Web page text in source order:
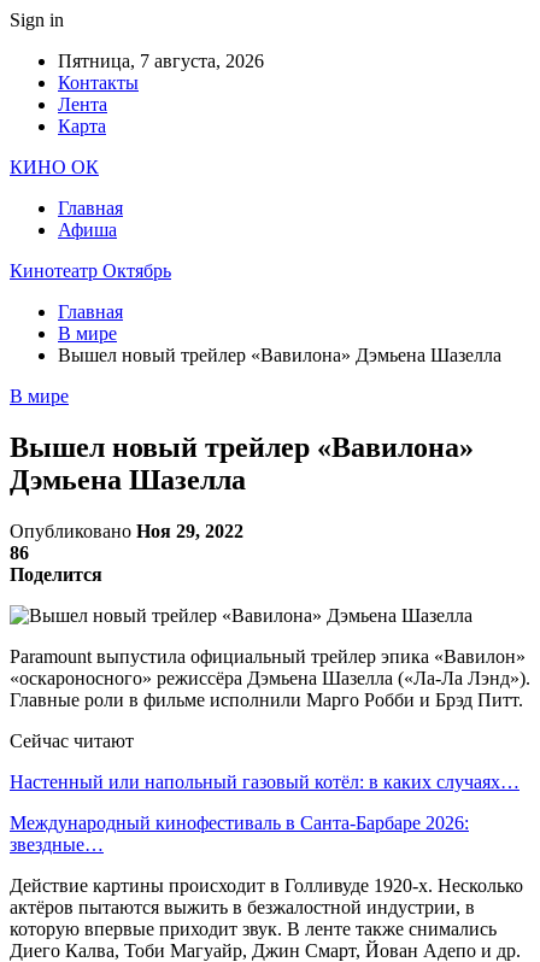
Sign in
Пятница, 7 августа, 2026
Контакты
Лента
Карта
КИНО ОК
Главная
Афиша
Кинотеатр Октябрь
Главная
В мире
Вышел новый трейлер «Вавилона» Дэмьена Шазелла
В мире
Вышел новый трейлер «Вавилона»
Дэмьена Шазелла
Опубликовано Ноя 29, 2022
86
Поделится
Paramount выпустила официальный трейлер эпика «Вавилон»
«оскароносного» режиссёра Дэмьена Шазелла («Ла-Ла Лэнд»).
Главные роли в фильме исполнили Марго Робби и Брэд Питт.
Сейчас читают
Настенный или напольный газовый котёл: в каких случаях…
Международный кинофестиваль в Санта-Барбаре 2026:
звездные…
Действие картины происходит в Голливуде 1920-х. Несколько
актёров пытаются выжить в безжалостной индустрии, в
которую впервые приходит звук. В ленте также снимались
Диего Калва, Тоби Магуайр, Джин Смарт, Йован Адепо и др.